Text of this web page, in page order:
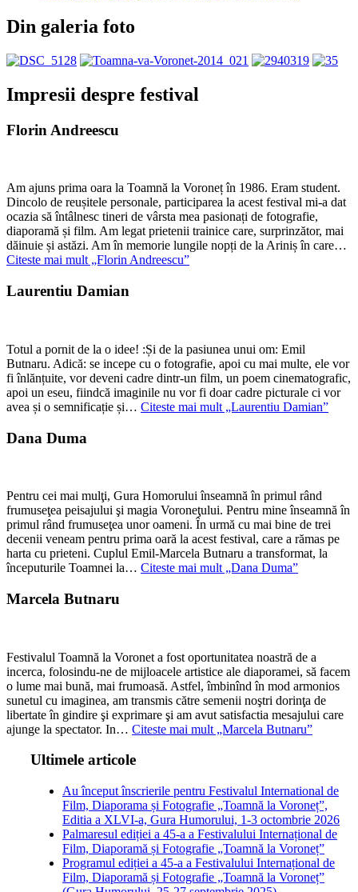
Din galeria foto
Impresii despre festival
Florin Andreescu
Am ajuns prima oara la Toamnă la Voroneț în 1986. Eram student.
Dincolo de reușitele personale, participarea la acest festival mi-a dat
ocazia să întâlnesc tineri de vârsta mea pasionați de fotografie,
diaporamă și film. Am legat prietenii trainice care, surprinzător, mai
dăinuie și astăzi. Am în memorie lungile nopți de la Ariniș în care…
Citeste mai mult „Florin Andreescu”
Laurentiu Damian
Totul a pornit de la o idee! :Și de la pasiunea unui om: Emil
Butnaru. Adică: se incepe cu o fotografie, apoi cu mai multe, ele vor
fi înlănțuite, vor deveni cadre dintr-un film, un poem cinematografic,
apoi un eseu, fiindcă imaginile nu vor fi doar cadre picturale ci vor
avea și o semnificație și… Citeste mai mult „Laurentiu Damian”
Dana Duma
Pentru cei mai mulţi, Gura Homorului înseamnă în primul rând
frumuseţea peisajului şi magia Voroneţului. Pentru mine înseamnă în
primul rând frumuseţea unor oameni. În urmă cu mai bine de trei
decenii veneam pentru prima oară la acest festival, care a rămas pe
harta cu prieteni. Cuplul Emil-Marcela Butnaru a transformat, la
începuturile Toamnei la… Citeste mai mult „Dana Duma”
Marcela Butnaru
Festivalul Toamnă la Voronet a fost oportunitatea noastră de a
incerca, folosindu-ne de mijloacele artistice ale diaporamei, să facem
o lume mai bună, mai frumoasă. Astfel, îmbinînd în mod armonios
sunetul cu imaginea, am transmis către semenii noştri dorinţa de
libertate în gindire şi exprimare şi am avut satisfactia mesajului care
ajunge la spectator. In… Citeste mai mult „Marcela Butnaru”
Ultimele articole
Au început înscrierile pentru Festivalul International de
Film, Diaporama și Fotografie „Toamnă la Voroneț”,
Editia a XLVI-a, Gura Humorului, 1-3 octombrie 2026
Palmaresul ediției a 45-a a Festivalului Internațional de
Film, Diaporamă și Fotografie „Toamnă la Voroneț”
Programul ediției a 45-a a Festivalului Internațional de
Film, Diaporamă și Fotografie „Toamnă la Voroneț”